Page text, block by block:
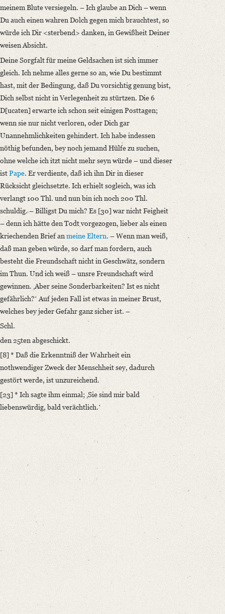
meinem Blute versiegeln. – Ich glaube an Dich – wenn
Du auch einen wahren Dolch gegen mich brauchtest, so
würde ich Dir <sterbend> danken, in Gewißheit Deiner
weisen Absicht.
Deine Sorgfalt für meine Geldsachen ist sich immer
gleich. Ich nehme alles gerne so an, wie Du bestimmt
hast, mit der Bedingung, daß Du vorsichtig genung bist,
Dich selbst nicht in Verlegenheit zu stürtzen. Die 6
D[ucaten] erwarte ich schon seit einigen Posttagen;
wenn sie nur nicht verloren, oder Dich gar
Unannehmlichkeiten gehindert. Ich habe indessen
nöthig befunden, bey noch jemand Hülfe zu suchen,
ohne welche ich itzt nicht mehr seyn würde – und dieser
istPape. Er verdiente, daß ich ihn Dir in dieser
Rücksicht gleichsetzte. Ich erhielt sogleich, was ich
verlangt 100 Thl. und nun bin ich noch 200 Thl.
schuldig. – Billigst Du mich? Es [30] war nicht Feigheit
– denn ich hätte den Todt vorgezogen, lieber als einen
kriechenden Brief an meine Eltern. – Wenn man weiß,
daß man geben würde, so darf man fordern, auch
besteht die Freundschaft nicht in Geschwätz, sondern
im Thun. Und ich weiß – unsre Freundschaft wird
gewinnen. ‚Aber seine Sonderbarkeiten? Ist es nicht
gefährlich?ʻ Auf jeden Fall ist etwas in meiner Brust,
welches bey jeder Gefahr ganz sicher ist. –
Schl.
den 25ten abgeschickt.
[8] * Daß die Erkenntniß der Wahrheit ein
nothwendiger Zweck der Menschheit sey, dadurch
gestört werde, ist unzureichend.
[23] * Ich sagte ihm einmal; ‚Sie sind mir bald
liebenswürdig, bald verächtlich.ʻ